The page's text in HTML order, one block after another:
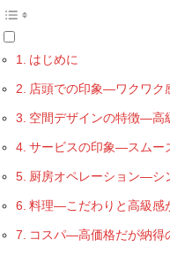
はじめに
店頭での印象—ワクワク
空間デザインの特徴—高
サービスの印象—スムー
厨房オペレーション—シ
料理—こだわりと高級感
コスパ—高価格だが納得